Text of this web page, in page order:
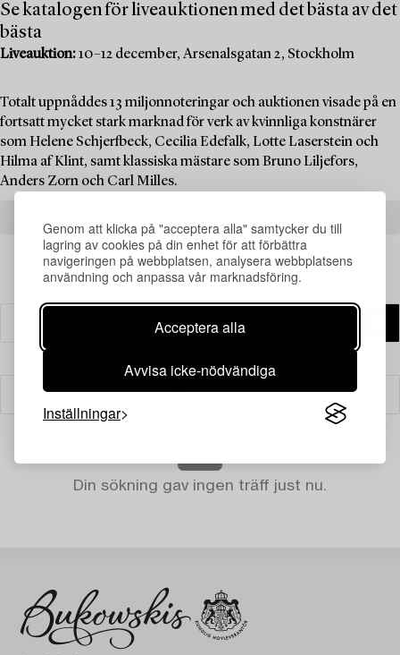
Genom att klicka på "acceptera alla" samtycker du till
lagring av cookies på din enhet för att förbättra
navigeringen på webbplatsen, analysera webbplatsens
användning och anpassa vår marknadsföring.
Acceptera alla
Avvisa icke-nödvändiga
Inställningar
Se katalogen för liveauktionen med det bästa av det
bästa
Liveauktion:10–12 december, Arsenalsgatan 2, Stockholm
Totalt uppnåddes 13 miljonnoteringar och auktionen visade på en
fortsatt mycket stark marknad för verk av kvinnliga konstnärer
som Helene Schjerfbeck, Cecilia Edefalk, Lotte Laserstein och
Hilma af Klint, samt klassiska mästare som Bruno Liljefors,
Anders Zorn och Carl Milles.
Filter
Din sökning gav ingen träff just nu.